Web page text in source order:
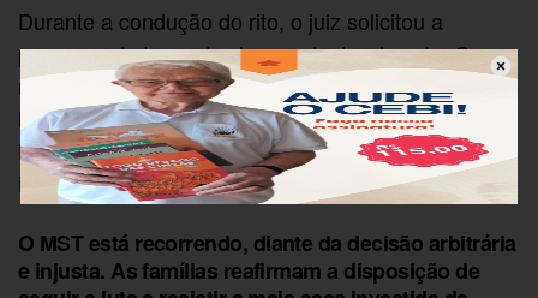
Durante a condução do rito, o juiz solicitou a
presença da tropa de choque dentro da sala. Os
representantes do latifúndio, junto com a prefeitura
local, propuseram alojar as famílias em um ginásio.
Por fim, o Juiz sequer leu a sentença, apenas
informou rapidamente a decisão.
O MST está recorrendo, diante da decisão arbitrária
e injusta. As famílias reafirmam a disposição de